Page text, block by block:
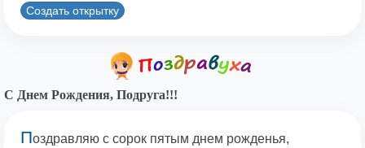
Создать открытку
С Днем Рождения, Подруга!!!
Поздравляю с сорок пятым днем рожденья,